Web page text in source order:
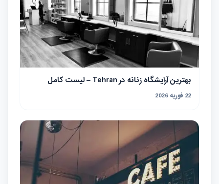
بهترین آرایشگاه زنانه در Tehran – لیست کامل
22 فوریه 2026